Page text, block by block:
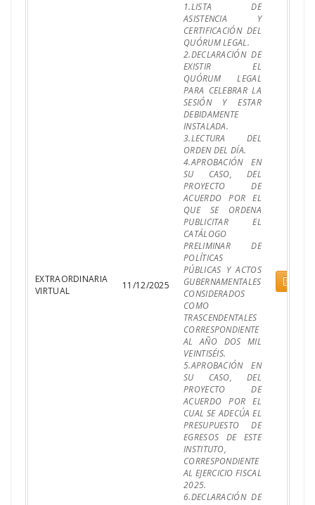
EXTRAORDINARIA
VIRTUAL
11/12/2025
1.LISTA DE
ASISTENCIA Y
CERTIFICACIÓN DEL
QUÓRUM LEGAL.
2.DECLARACIÓN DE
EXISTIR EL
QUÓRUM LEGAL
PARA CELEBRAR LA
SESIÓN Y ESTAR
DEBIDAMENTE
INSTALADA.
3.LECTURA DEL
ORDEN DEL DÍA.
4.APROBACIÓN EN
SU CASO, DEL
PROYECTO DE
ACUERDO POR EL
QUE SE ORDENA
PUBLICITAR EL
CATÁLOGO
PRELIMINAR DE
POLÍTICAS
PÚBLICAS Y ACTOS
GUBERNAMENTALES
CONSIDERADOS
COMO
TRASCENDENTALES
CORRESPONDIENTE
AL AÑO DOS MIL
VEINTISÉIS.
5.APROBACIÓN EN
SU CASO, DEL
PROYECTO DE
ACUERDO POR EL
CUAL SE ADECÚA EL
PRESUPUESTO DE
EGRESOS DE ESTE
INSTITUTO,
CORRESPONDIENTE
AL EJERCICIO FISCAL
2025.
6.DECLARACIÓN DE